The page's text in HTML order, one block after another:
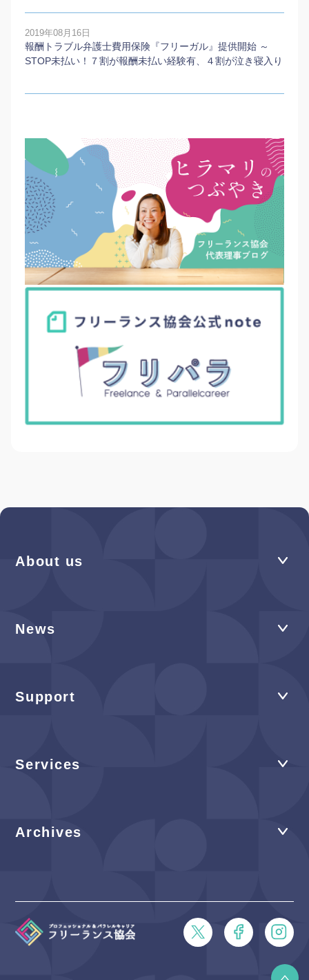
2019年08月16日
報酬トラブル弁護士費用保険『フリーガル』提供開始 ～
STOP未払い！７割が報酬未払い経験有、４割が泣き寝入り
About us
News
Support
Services
Archives